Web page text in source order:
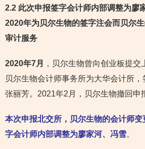
2.2 此次申报签字会计师内部调整为廖
2020年为贝尔生物的签字注会而贝尔
审计服务
2020年7月
，贝尔生物曾向创业板提
贝尔生物会计师事务所为大华会计所，
张丽芳。2021年2月，贝尔生物撤回申
本次申报北交所，贝尔生物的会计师
字会计师内部调整为廖家河、冯雪。